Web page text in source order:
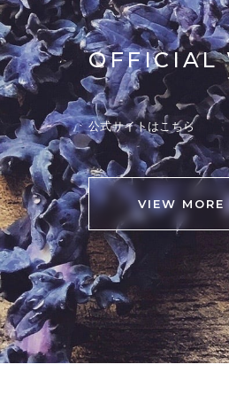
OFFICIAL
公式サイトはこちら
VIEW MORE